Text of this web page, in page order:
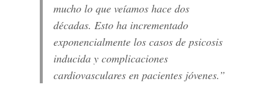
mucho lo que veíamos hace dos
décadas. Esto ha incrementado
exponencialmente los casos de psicosis
inducida y complicaciones
cardiovasculares en pacientes jóvenes.”